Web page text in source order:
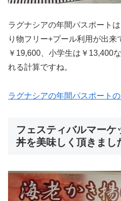
ラグナシアの年間パスポート
り物フリー+プール利用が出
￥19,600、小学生は￥13,400
れる計算ですね。
ラグナシアの年間パスポート
フェスティバルマーケ
丼を美味しく頂きまし